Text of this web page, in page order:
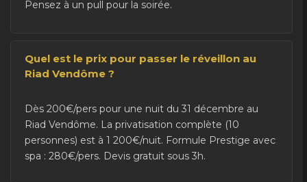
Pensez à un pull pour la soirée.
Quel est le prix pour passer le réveillon au
Riad Vendôme ?
Dès 200€/pers pour une nuit du 31 décembre au
Riad Vendôme. La privatisation complète (10
personnes) est à 1 200€/nuit. Formule Prestige avec
spa : 280€/pers. Devis gratuit sous 3h.